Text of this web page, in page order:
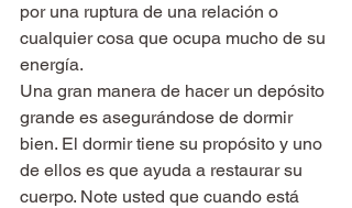
por una ruptura de una relación o
cualquier cosa que ocupa mucho de su
energía.
Una gran manera de hacer un depósito
grande es asegurándose de dormir
bien. El dormir tiene su propósito y uno
de ellos es que ayuda a restaurar su
cuerpo. Note usted que cuando está